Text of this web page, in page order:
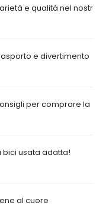
e qualità nel nostro
e divertimento
per comprare la
usata adatta!
al cuore